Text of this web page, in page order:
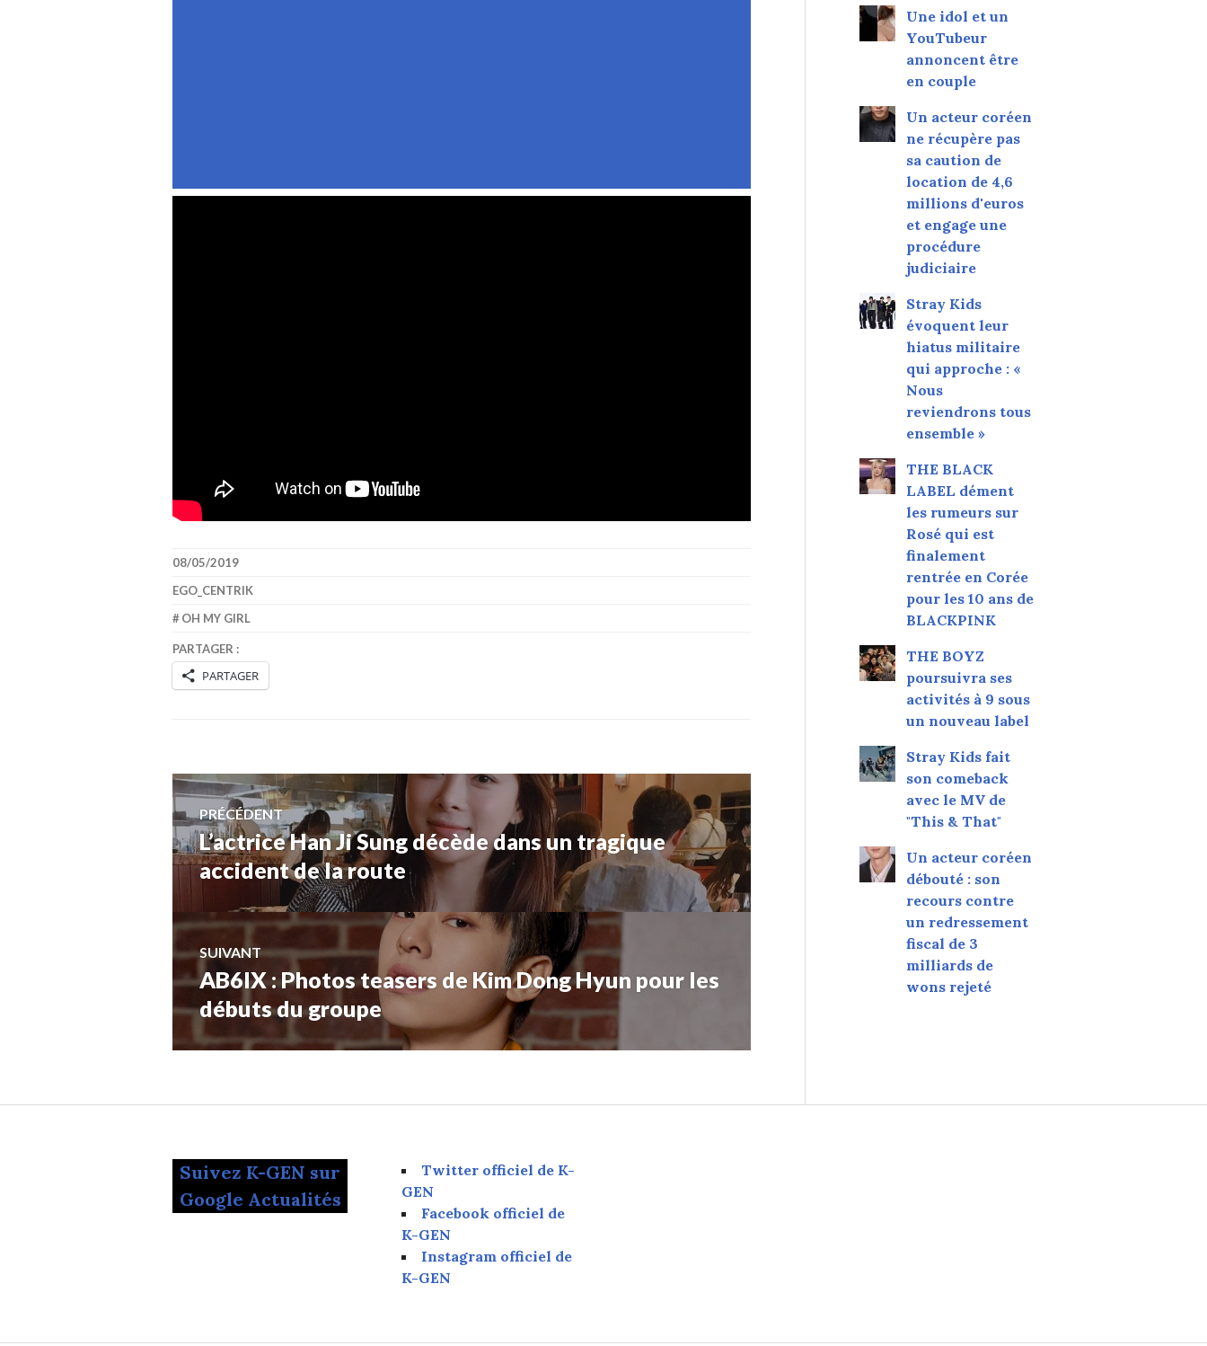
08/05/2019
EGO_CENTRIK
OH MY GIRL
PARTAGER :
PARTAGER
Navigation
de
l’article
PRÉCÉDENT
Article
précédent :
L’actrice Han Ji Sung décède dans un tragique
accident de la route
SUIVANT
Article
Suivant:
AB6IX : Photos teasers de Kim Dong Hyun pour les
débuts du groupe
Une idol et un
YouTubeur
annoncent être
en couple
Un acteur coréen
ne récupère pas
sa caution de
location de 4,6
millions d'euros
et engage une
procédure
judiciaire
Stray Kids
évoquent leur
hiatus militaire
qui approche : «
Nous
reviendrons tous
ensemble »
THE BLACK
LABEL dément
les rumeurs sur
Rosé qui est
finalement
rentrée en Corée
pour les 10 ans de
BLACKPINK
THE BOYZ
poursuivra ses
activités à 9 sous
un nouveau label
Stray Kids fait
son comeback
avec le MV de
"This & That"
Un acteur coréen
débouté : son
recours contre
un redressement
fiscal de 3
milliards de
wons rejeté
Suivez K-GEN sur
Google Actualités
Twitter officiel de K-
GEN
Facebook officiel de
K-GEN
Instagram officiel de
K-GEN